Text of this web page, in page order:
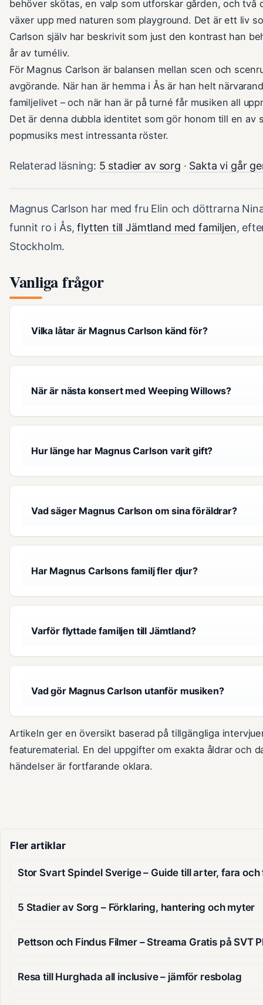
behöver skötas, en valp som utforskar gården, och två
växer upp med naturen som playground. Det är ett liv
Carlson själv har beskrivit som just den kontrast han
år av turnéliv.
För Magnus Carlson är balansen mellan scen och
avgörande. När han är hemma i Ås är han helt
familjelivet – och när han är på turné får musiken all
Det är denna dubbla identitet som gör honom till en av
popmusiks mest intressanta röster.
Relaterad läsning: 5 stadier av sorg · Sakta vi går
Magnus Carlson har med fru Elin och döttrarna
funnit ro i Ås,flytten till Jämtland med familjen,
Stockholm.
Vanliga frågor
Vilka låtar är Magnus Carlson känd för?
När är nästa konsert med Weeping Willows?
Hur länge har Magnus Carlson varit gift?
Vad säger Magnus Carlson om sina föräldrar?
Har Magnus Carlsons familj fler djur?
Varför flyttade familjen till Jämtland?
Vad gör Magnus Carlson utanför musiken?
Artikeln ger en översikt baserad på tillgängliga
featurematerial. En del uppgifter om exakta åldrar och
händelser är fortfarande oklara.
Fler artiklar
Stor Svart Spindel Sverige – Guide till arter, fara
5 Stadier av Sorg – Förklaring, hantering och myter
Pettson och Findus Filmer – Streama Gratis på SVT
Resa till Hurghada all inclusive – jämför resbolag